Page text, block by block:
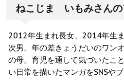
ねこじま いもみさんの
2012年生まれ長女、2014年生
次男。年の差きょうだいのワン
の母。育児を通して気づいたこ
い日常を描いたマンガをSNSや